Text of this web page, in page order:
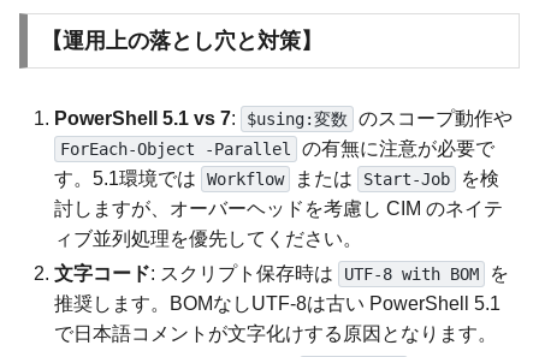
【運用上の落とし穴と対策】
PowerShell 5.1 vs 7: $using:変数 のスコープ動作や
ForEach-Object -Parallel
の有無に注意が必要で
す。5.1環境では
Workflow または Start-Job
を検
討しますが、オーバーヘッドを考慮し CIM のネイテ
ィブ並列処理を優先してください。
文字コード: スクリプト保存時は UTF-8 with BOM
を
推奨します。BOMなしUTF-8は古い PowerShell 5.1
で日本語コメントが文字化けする原因となります。